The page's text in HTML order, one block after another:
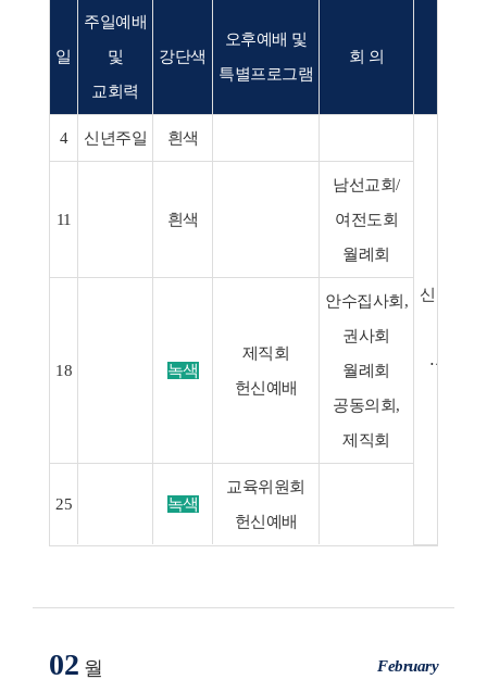
일
주일예배
및
교회력
강단색
오후예배 및
특별프로그램
회 의
4 신년주일 흰색
신년특
⋅공동
11 흰색
남선교회/
여전도회
월례회
18 녹색
제직회
헌신예배
안수집사회,
권사회
월례회
공동의회,
제직회
25 녹색
교육위원회
헌신예배
02 월 February